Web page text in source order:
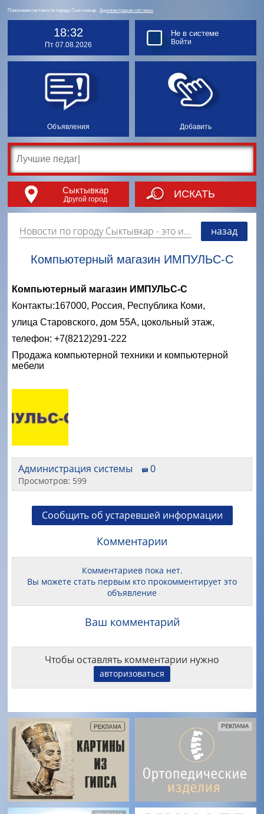
Поисковая система по городу Сыктывкар. Администрация системы
18:32
Пт 07.08.2026
Объявления Добавить
Не в системе
Войти
Сыктывкар
Другой город ИСКАТЬ
Новости по городу Сыктывкар - это информация о событиях, мероприятиях и торгово-коммерческой деятельности города. Страницу наполняют платные и бесплатные объявления, имеющие функцию "поднятия вверх списка". назад
Компьютерный магазин ИМПУЛЬС-С
Компьютерный магазин ИМПУЛЬС-С
Контакты:167000, Россия, Республика Коми,
улица Старовского, дом 55А, цокольный этаж,
телефон: +7(8212)291-222
Продажа компьютерной техники и компьютерной
мебели
Администрация системы 0
Просмотров: 599
Сообщить об устаревшей информации
Комментарии
Комментариев пока нет.
Вы можете стать первым кто прокомментирует это
объявление
Ваш комментарий
Чтобы оставлять комментарии нужно
авторизоваться